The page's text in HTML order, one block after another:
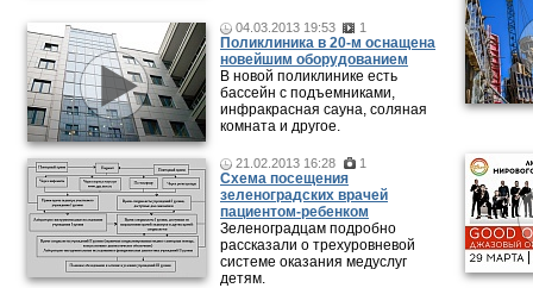
04.03.2013 19:53 1
Поликлиника в 20-м оснащена
новейшим оборудованием
В новой поликлинике есть
бассейн с подъемниками,
инфракрасная сауна, соляная
комната и другое.
21.02.2013 16:28 1
Схема посещения
зеленоградских врачей
пациентом-ребенком
Зеленоградцам подробно
рассказали о трехуровневой
системе оказания медуслуг
детям.